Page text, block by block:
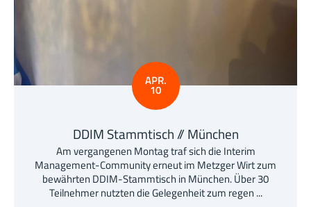
APR.
10
DDIM Stammtisch // München
Am vergangenen Montag traf sich die Interim
Management-Community erneut im Metzger Wirt zum
bewährten DDIM-Stammtisch in München. Über 30
Teilnehmer nutzten die Gelegenheit zum regen ...